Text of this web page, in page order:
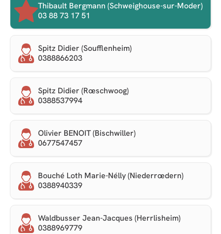
Thibault Bergmann (Schweighouse-sur-Moder)
03 88 73 17 51
Spitz Didier (Soufflenheim)
0388866203
Spitz Didier (Rœschwoog)
0388537994
Olivier BENOIT (Bischwiller)
0677547457
Bouché Loth Marie-Nélly (Niederrœdern)
0388940339
Waldbusser Jean-Jacques (Herrlisheim)
0388969779